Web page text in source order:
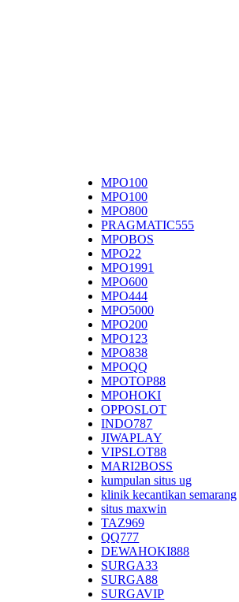
MPO100
MPO100
MPO800
PRAGMATIC555
MPOBOS
MPO22
MPO1991
MPO600
MPO444
MPO5000
MPO200
MPO123
MPO838
MPOQQ
MPOTOP88
MPOHOKI
OPPOSLOT
INDO787
JIWAPLAY
VIPSLOT88
MARI2BOSS
kumpulan situs ug
klinik kecantikan semarang
situs maxwin
TAZ969
QQ777
DEWAHOKI888
SURGA33
SURGA88
SURGAVIP